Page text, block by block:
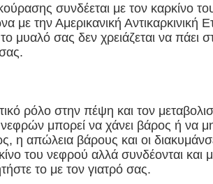
συνδέεται με τον καρκίνο
την Αμερικανική Αντικαρκινική
μυαλό σας δεν χρειάζεται να πάει
ρόλο στην πέψη και τον
μπορεί να χάνει βάρος ή να
απώλεια βάρους και οι
του νεφρού αλλά συνδέονται
το με τον γιατρό σας.